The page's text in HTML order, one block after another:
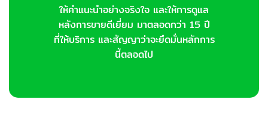
ให้คำแนะนำอย่างจริงใจ และให้การดูแล
หลังการขายดีเยี่ยม มาตลอดกว่า 15 ปี
ที่ให้บริการ และสัญญาว่าจะยึดมั่นหลักการ
นี้ตลอดไป